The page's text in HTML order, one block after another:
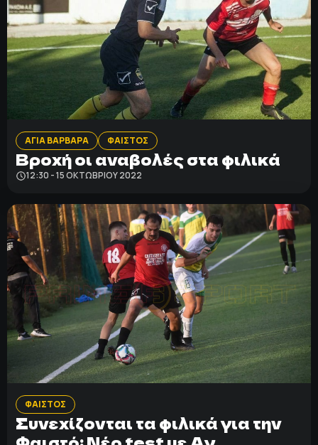
ΑΓΙΑ ΒΑΡΒΑΡΑ ΦΑΙΣΤΟΣ
Βροχή οι αναβολές στα φιλικά
12:30 - 15 ΟΚΤΩΒΡΊΟΥ 2022
ΦΑΙΣΤΟΣ
Συνεχίζονται τα φιλικά για την